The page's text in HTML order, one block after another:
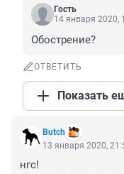
Гость
14 января 2020,
Обострение?
ОТВЕТИТЬ
Показать
Butch
13 января 2020,
нгс!